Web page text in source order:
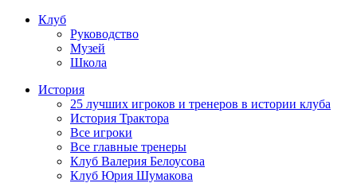
Клуб
Руководство
Музей
Школа
История
25 лучших игроков и тренеров в истории клуба
История Трактора
Все игроки
Все главные тренеры
Клуб Валерия Белоусова
Клуб Юрия Шумакова